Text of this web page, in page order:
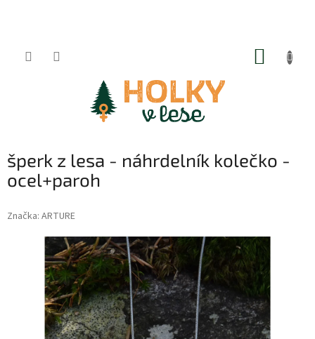
šperk z lesa - náhrdelník kolečko -
ocel+paroh
Značka: ARTURE